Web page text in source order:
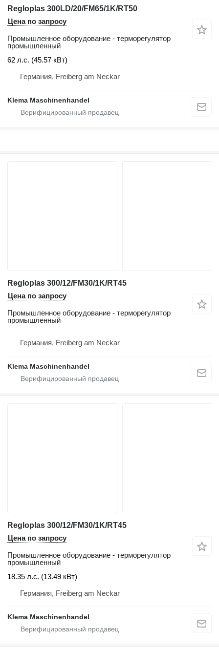
Regloplas 300LD/20/FM65/1K/RT50
Цена по запросу
Промышленное оборудование - терморегулятор
промышленный
62 л.с. (45.57 кВт)
Германия, Freiberg am Neckar
Klema Maschinenhandel
Regloplas 300/12/FM30/1K/RT45
Цена по запросу
Промышленное оборудование - терморегулятор
промышленный
Германия, Freiberg am Neckar
Klema Maschinenhandel
Regloplas 300/12/FM30/1K/RT45
Цена по запросу
Промышленное оборудование - терморегулятор
промышленный
18.35 л.с. (13.49 кВт)
Германия, Freiberg am Neckar
Klema Maschinenhandel